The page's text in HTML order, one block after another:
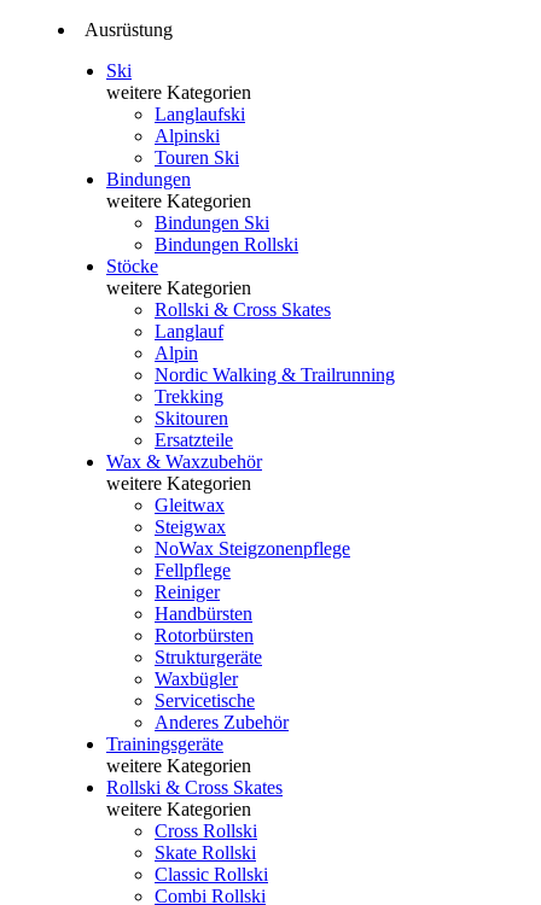
Ausrüstung
Ski
weitere Kategorien
Langlaufski
Alpinski
Touren Ski
Bindungen
weitere Kategorien
Bindungen Ski
Bindungen Rollski
Stöcke
weitere Kategorien
Rollski & Cross Skates
Langlauf
Alpin
Nordic Walking & Trailrunning
Trekking
Skitouren
Ersatzteile
Wax & Waxzubehör
weitere Kategorien
Gleitwax
Steigwax
NoWax Steigzonenpflege
Fellpflege
Reiniger
Handbürsten
Rotorbürsten
Strukturgeräte
Waxbügler
Servicetische
Anderes Zubehör
Trainingsgeräte
weitere Kategorien
Rollski & Cross Skates
weitere Kategorien
Cross Rollski
Skate Rollski
Classic Rollski
Combi Rollski